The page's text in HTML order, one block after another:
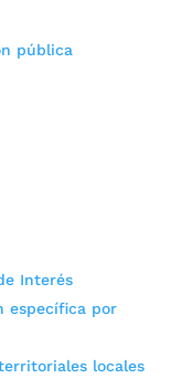
pública
Interés
específica por
locales
aéreo, se
simulacro por
de la Defensa
coordinador